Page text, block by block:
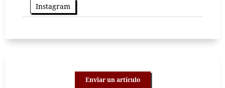
Instagram
Enviar un artículo